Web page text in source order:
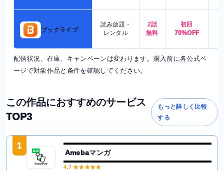
ブックライブ
読み放題・
レンタル
2話
無料
初回
70%OFF
配信状況、在庫、キャンペーンは変わります。購入前に各公式ペ
ージで対象作品と条件を確認してください。
この作品におすすめのサービス
TOP3
もっと詳しく比較
する
1
Amebaマンガ
4.7★★★★★